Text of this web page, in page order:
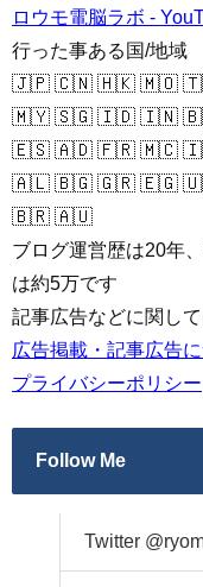
ロウモ電脳ラボ -
行った事ある国/地域
🇯🇵 🇨🇳 🇭🇰 🇲🇴
🇲🇾 🇸🇬 🇮🇩 🇮🇳
🇪🇸 🇦🇩 🇫🇷 🇲🇨
🇦🇱 🇧🇬 🇬🇷 🇪🇬
🇧🇷 🇦🇺
ブログ運営歴は20年
は約5万です
記事広告などに関し
広告掲載・記事広告
プライバシーポリシー
Follow Me
Twitter